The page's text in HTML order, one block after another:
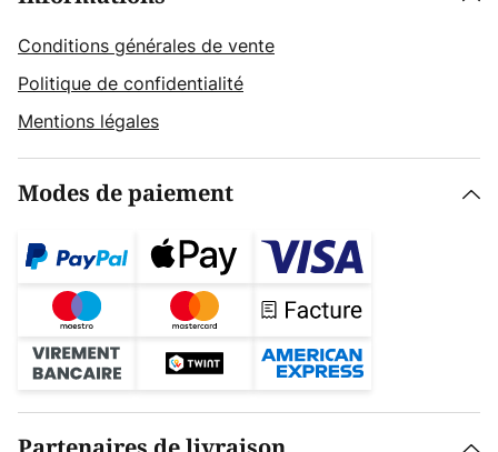
Conditions générales de vente
Politique de confidentialité
Mentions légales
Modes de paiement